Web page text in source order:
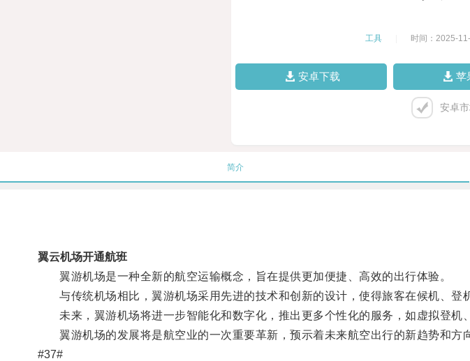
工具 时间：2025-
安卓下载 苹
安卓
简介
翼云机场开通航班
翼游机场是一种全新的航空运输概念，旨在提供更加便捷、高效的出行体验。
与传统机场相比，翼游机场采用先进的技术和创新的设计，使得旅客在候机、登
未来，翼游机场将进一步智能化和数字化，推出更多个性化的服务，如虚拟登机
翼游机场的发展将是航空业的一次重要革新，预示着未来航空出行的新趋势和方
#37#